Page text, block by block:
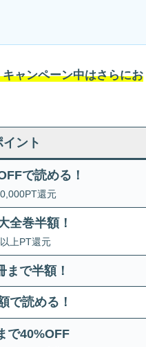
ャンペーン中はさらにお
イント
で読める！
還元
全巻半額！
上PT還元
まで半額！
で読める！
で40%OFF